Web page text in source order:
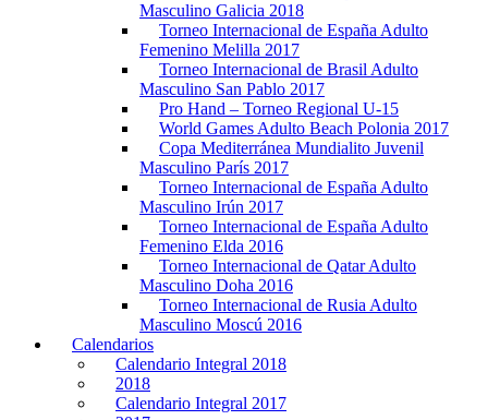
Masculino Galicia 2018
Torneo Internacional de España Adulto
Femenino Melilla 2017
Torneo Internacional de Brasil Adulto
Masculino San Pablo 2017
Pro Hand – Torneo Regional U-15
World Games Adulto Beach Polonia 2017
Copa Mediterránea Mundialito Juvenil
Masculino París 2017
Torneo Internacional de España Adulto
Masculino Irún 2017
Torneo Internacional de España Adulto
Femenino Elda 2016
Torneo Internacional de Qatar Adulto
Masculino Doha 2016
Torneo Internacional de Rusia Adulto
Masculino Moscú 2016
Calendarios
Calendario Integral 2018
2018
Calendario Integral 2017